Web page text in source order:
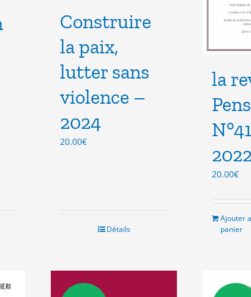
Construire
la paix,
lutter sans
violence –
2024
20.00€
Détails
la
2022
20.00€
Ajouter
panier